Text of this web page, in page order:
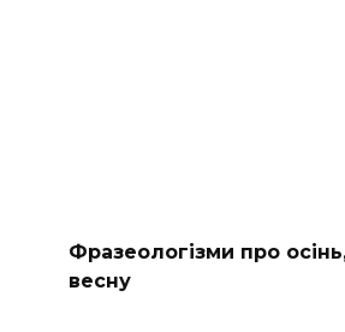
Фразеологізми про
весну